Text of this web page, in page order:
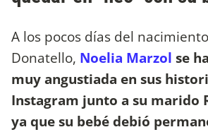
A los pocos días del
Donatello, Noelia Marzol se
muy angustiada en sus
Instagram junto a su marido
ya que su bebé debió